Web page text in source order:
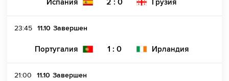
23:45 11.10 Завершен
Португалия 1 : 0 Ирландия
21:00 11.10 Завершен